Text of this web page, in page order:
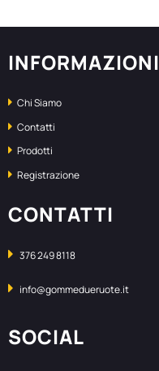
INFORMAZIONI
Chi Siamo
Contatti
Prodotti
Registrazione
CONTATTI
376 249 8118
info@gommedueruote.it
SOCIAL